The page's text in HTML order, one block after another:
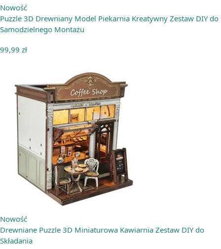
Nowość
Puzzle 3D Drewniany Model Piekarnia Kreatywny Zestaw DIY do
Samodzielnego Montażu
99,99 zł
Nowość
Drewniane Puzzle 3D Miniaturowa Kawiarnia Zestaw DIY do
Składania